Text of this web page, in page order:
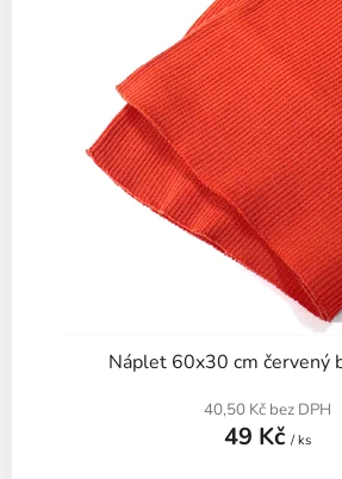
Náplet 60x30 cm červený
40,50 Kč bez DPH
49 Kč / ks